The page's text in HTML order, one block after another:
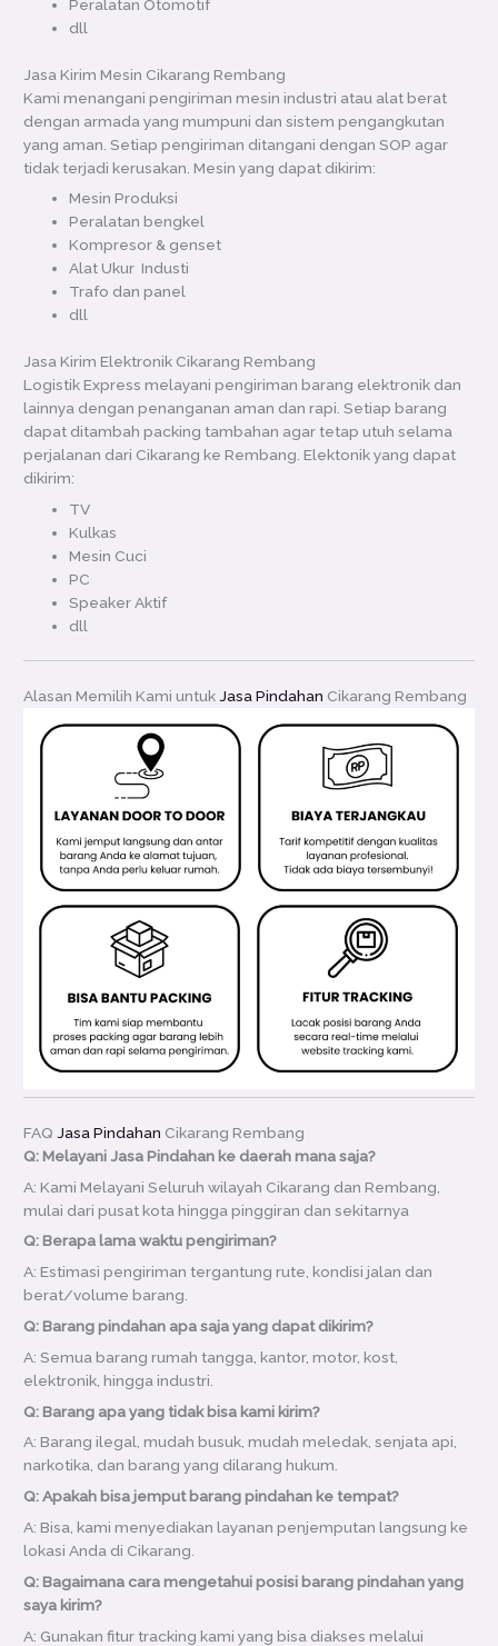
Peralatan Otomotif
dll
Jasa Kirim Mesin Cikarang Rembang
Kami menangani pengiriman mesin industri atau alat berat
dengan armada yang mumpuni dan sistem pengangkutan
yang aman. Setiap pengiriman ditangani dengan SOP agar
tidak terjadi kerusakan. Mesin yang dapat dikirim:
Mesin Produksi
Peralatan bengkel
Kompresor & genset
Alat Ukur Industi
Trafo dan panel
dll
Jasa Kirim Elektronik Cikarang Rembang
Logistik Express melayani pengiriman barang elektronik dan
lainnya dengan penanganan aman dan rapi. Setiap barang
dapat ditambah packing tambahan agar tetap utuh selama
perjalanan dari Cikarang ke Rembang. Elektonik yang dapat
dikirim:
TV
Kulkas
Mesin Cuci
PC
Speaker Aktif
dll
Alasan Memilih Kami untuk Jasa Pindahan Cikarang Rembang
FAQ Jasa Pindahan Cikarang Rembang
Q: Melayani Jasa Pindahan ke daerah mana saja?
A: Kami Melayani Seluruh wilayah Cikarang dan Rembang,
mulai dari pusat kota hingga pinggiran dan sekitarnya
Q: Berapa lama waktu pengiriman?
A: Estimasi pengiriman tergantung rute, kondisi jalan dan
berat/volume barang.
Q: Barang pindahan apa saja yang dapat dikirim?
A: Semua barang rumah tangga, kantor, motor, kost,
elektronik, hingga industri.
Q: Barang apa yang tidak bisa kami kirim?
A: Barang ilegal, mudah busuk, mudah meledak, senjata api,
narkotika, dan barang yang dilarang hukum.
Q: Apakah bisa jemput barang pindahan ke tempat?
A: Bisa, kami menyediakan layanan penjemputan langsung ke
lokasi Anda di Cikarang.
Q: Bagaimana cara mengetahui posisi barang pindahan yang
saya kirim?
A: Gunakan fitur tracking kami yang bisa diakses melalui